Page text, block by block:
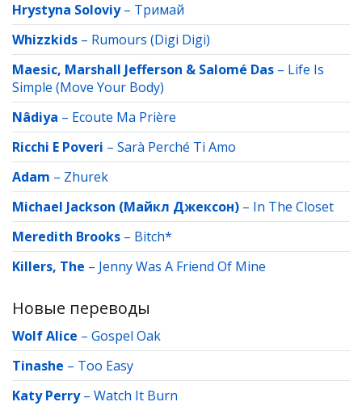
Hrystyna Soloviy– Тримай
Whizzkids – Rumours (Digi Digi)
Maesic, Marshall Jefferson & Salomé Das – Life Is
Simple (Move Your Body)
Nâdiya – Ecoute Ma Prière
Ricchi E Poveri – Sarà Perché Ti Amo
Adam – Zhurek
Michael Jackson (Майкл Джексон) – In The Closet
Meredith Brooks – Bitch*
Killers, The – Jenny Was A Friend Of Mine
Новые переводы
Wolf Alice – Gospel Oak
Tinashe – Too Easy
Katy Perry– Watch It Burn